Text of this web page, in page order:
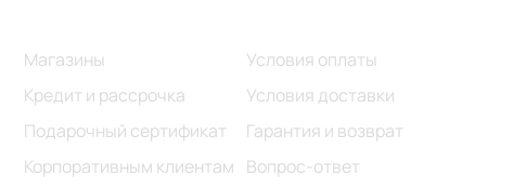
Магазины
Кредит и рассрочка
Подарочный сертификат
Корпоративным клиентам
Условия оплаты
Условия доставки
Гарантия и возврат
Вопрос-ответ